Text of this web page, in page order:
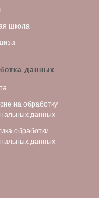
школа
данных
на обработку
данных
обработки
данных